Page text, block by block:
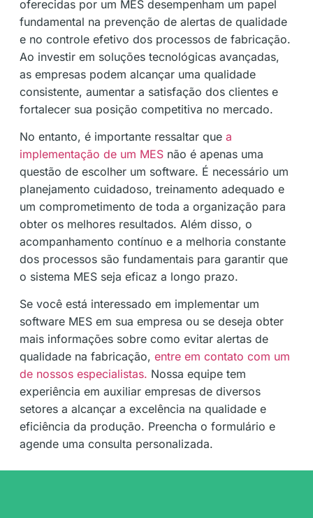
oferecidas por um MES desempenham um papel
fundamental na prevenção de alertas de qualidade
e no controle efetivo dos processos de fabricação.
Ao investir em soluções tecnológicas avançadas,
as empresas podem alcançar uma qualidade
consistente, aumentar a satisfação dos clientes e
fortalecer sua posição competitiva no mercado.
No entanto, é importante ressaltar que a
implementação de um MES não é apenas uma
questão de escolher um software. É necessário um
planejamento cuidadoso, treinamento adequado e
um comprometimento de toda a organização para
obter os melhores resultados. Além disso, o
acompanhamento contínuo e a melhoria constante
dos processos são fundamentais para garantir que
o sistema MES seja eficaz a longo prazo.
Se você está interessado em implementar um
software MES em sua empresa ou se deseja obter
mais informações sobre como evitar alertas de
qualidade na fabricação, entre em contato com um
de nossos especialistas. Nossa equipe tem
experiência em auxiliar empresas de diversos
setores a alcançar a excelência na qualidade e
eficiência da produção. Preencha o formulário e
agende uma consulta personalizada.